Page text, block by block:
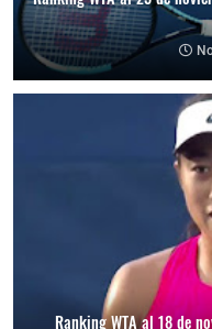
Ranking WTA al 18 de